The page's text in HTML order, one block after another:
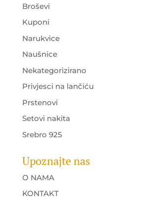
Broševi
Kuponi
Narukvice
Naušnice
Nekategorizirano
Privjesci na lančiću
Prstenovi
Setovi nakita
Srebro 925
Upoznajte nas
O NAMA
KONTAKT